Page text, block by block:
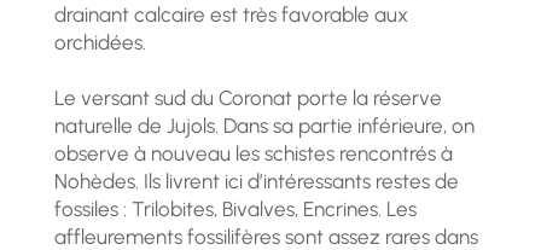
drainant calcaire est très favorable aux
orchidées.
Le versant sud du Coronat porte la réserve
naturelle de Jujols. Dans sa partie inférieure, on
observe à nouveau les schistes rencontrés à
Nohèdes. Ils livrent ici d’intéressants restes de
fossiles : Trilobites, Bivalves, Encrines. Les
affleurements fossilifères sont assez rares dans